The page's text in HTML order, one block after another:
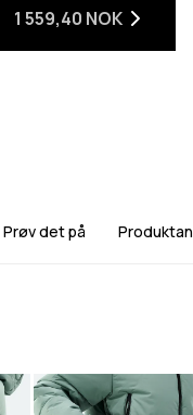
1 559,40 NOK
Prøv det på